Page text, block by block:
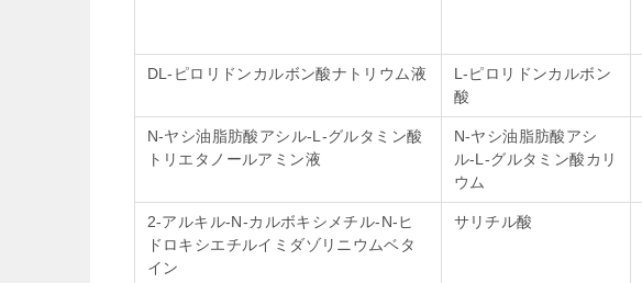
DL‐ピロリドンカルボン酸ナトリウム液
L-ピロリドンカルボン
酸
N-ヤシ油脂肪酸アシル‐L‐グルタミン酸
トリエタノールアミン液
N-ヤシ油脂肪酸アシ
ル‐L‐グルタミン酸カリ
ウム
2-アルキル‐N‐カルボキシメチル‐N‐ヒ
ドロキシエチルイミダゾリニウムベタ
イン
サリチル酸